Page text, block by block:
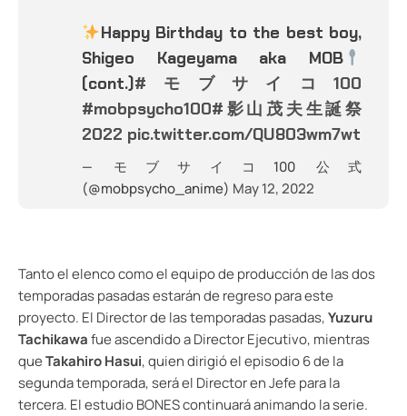
Happy Birthday to the best boy,
Shigeo Kageyama aka MOB
(cont.)#モブサイコ100
#mobpsycho100#影山茂夫生誕祭
2022 pic.twitter.com/QU803wm7wt
— モブサイコ100 公式
(@mobpsycho_anime) May 12, 2022
Tanto el elenco como el equipo de producción de las dos
temporadas pasadas estarán de regreso para este
proyecto. El Director de las temporadas pasadas,Yuzuru
Tachikawafue ascendido a Director Ejecutivo, mientras
queTakahiro Hasui, quien dirigió el episodio 6 de la
segunda temporada, será el Director en Jefe para la
tercera. El estudio BONES continuará animando la serie.